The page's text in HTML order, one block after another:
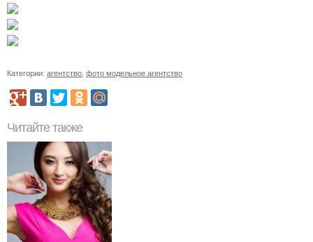
Категории: агентство фото модельное агентство
Читайте также